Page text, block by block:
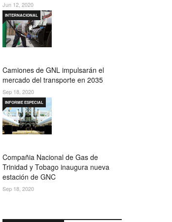
Jun 12, 2020
Camiones de GNL impulsarán el
mercado del transporte en 2035
INTERNACIONAL
Sep 18, 2020
Compañia Nacional de Gas de
Trinidad y Tobago inaugura nueva
estación de GNC
INFORME ESPECIAL
Sep 18, 2020